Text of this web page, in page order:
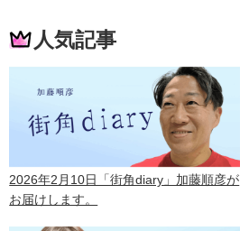
人気記事
2026年2月10日「街角diary」加藤順彦が
お届けします。